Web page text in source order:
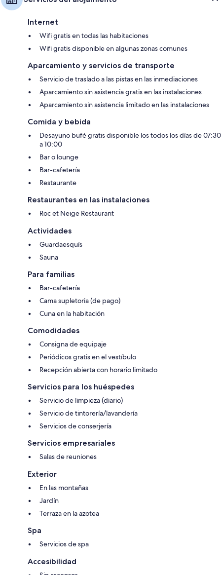
Internet
Wifi gratis en todas las habitaciones
Wifi gratis disponible en algunas zonas comunes
Aparcamiento y servicios de transporte
Servicio de traslado a las pistas en las inmediaciones
Aparcamiento sin asistencia gratis en las instalaciones
Aparcamiento sin asistencia limitado en las instalaciones
Comida y bebida
Desayuno bufé gratis disponible los todos los días de 07:30
a 10:00
Bar o lounge
Bar-cafetería
Restaurante
Restaurantes en las instalaciones
Roc et Neige Restaurant
Actividades
Guardaesquís
Sauna
Para familias
Bar-cafetería
Cama supletoria (de pago)
Cuna en la habitación
Comodidades
Consigna de equipaje
Periódicos gratis en el vestíbulo
Recepción abierta con horario limitado
Servicios para los huéspedes
Servicio de limpieza (diario)
Servicio de tintorería/lavandería
Servicios de conserjería
Servicios empresariales
Salas de reuniones
Exterior
En las montañas
Jardín
Terraza en la azotea
Spa
Servicios de spa
Accesibilidad